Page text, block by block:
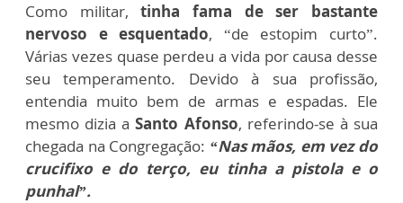
Como militar,tinha fama de ser bastante
nervoso e esquentado, “de estopim curto”.
Várias vezes quase perdeu a vida por causa desse
seu temperamento. Devido à sua profissão,
entendia muito bem de armas e espadas. Ele
mesmo dizia aSanto Afonso, referindo-se à sua
chegada na Congregação: “Nas mãos, em vez do
crucifixo e do terço, eu tinha a pistola e o
punhal”.